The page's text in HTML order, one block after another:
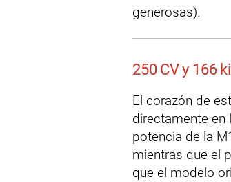
generosas).
250 CV y 166
El corazón de
directamente en
potencia de la
mientras que el
que el modelo